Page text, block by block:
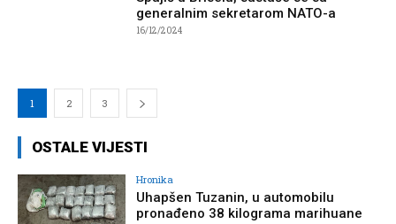
generalnim sekretarom NATO-a
16/12/2024
1 2 3
OSTALE VIJESTI
Hronika
Uhapšen Tuzanin, u automobilu
pronađeno 38 kilograma marihuane